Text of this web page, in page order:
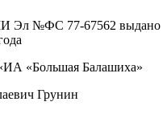
Эл №ФС ‎77-67562 выдано
«Большая Балашиха»
Грунин